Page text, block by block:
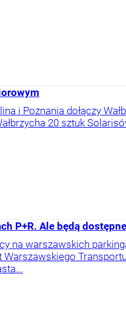
i Poznania dołączy
20 sztuk
P+R. Ale będą
na warszawskich
Warszawskiego